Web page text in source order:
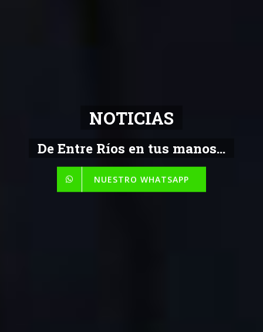
NOTICIAS
De Entre Ríos en tus manos...
NUESTRO WHATSAPP